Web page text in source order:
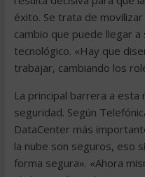
éxito. Se trata de
cambio que puede llegar
tecnológico. «Hay que
trabajar, cambiando los
La principal barrera a esta
seguridad. Según
DataCenter más
la nube son seguros, eso
forma segura». «Ahora